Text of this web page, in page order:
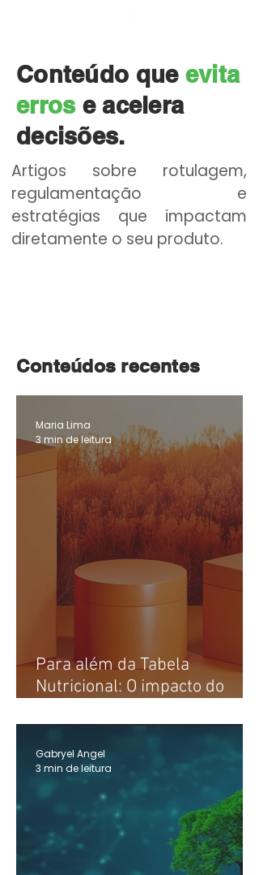
Conteúdo que evita
errose acelera
decisões.
​Artigos sobre rotulagem,
regulamentação e
estratégias que impactam
diretamente o seu produto.
Conteúdos recentes
Para além da Tabela
Nutricional: O impacto do
produto
Maria Lima
3 min de leitura
Gabryel Angel
3 min de leitura